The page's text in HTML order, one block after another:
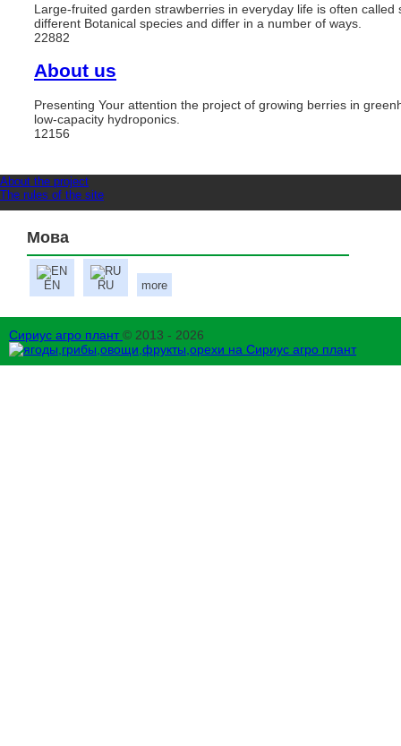
Large-fruited garden strawberries in everyday life is often
different Botanical species and differ in a number of ways.
22882
About us
Presenting Your attention the project of growing berries in
low-capacity hydroponics.
12156
About the project
The rules of the site
Мова
EN RU more
Сириус агро плант© 2013 - 2026